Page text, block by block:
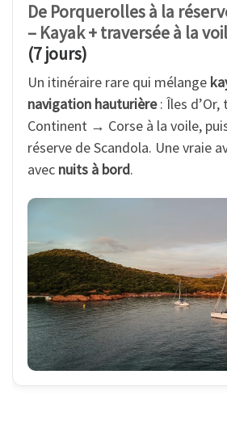
De Porquerolles à la
– Kayak + traversée à la
(7 jours)
Un itinéraire rare qui mélange
navigation hauturière: Îles d’Or,
Continent → Corse à la voile,
réserve de Scandola. Une vraie
avec nuits à bord.